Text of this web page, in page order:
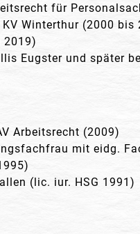
für
Winterthur (2000
2019)
Eugster und später
Arbeitsrecht (2009)
mit eidg.
(lic. iur. HSG 1991)